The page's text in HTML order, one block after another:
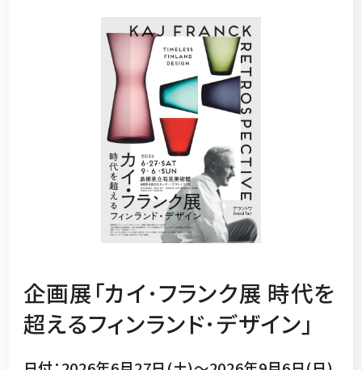
企画展「カイ･フランク展 時代を
超えるフィンランド･デザイン」